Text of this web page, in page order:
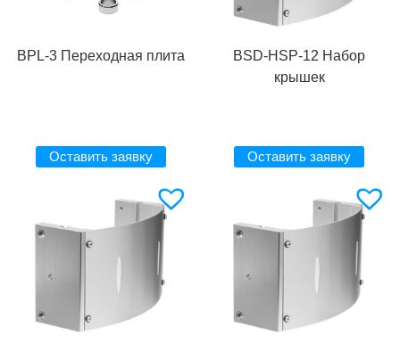
BPL-3 Переходная плита
Оставить заявку
BSD-HSP-12 Набор
крышек
Оставить заявку